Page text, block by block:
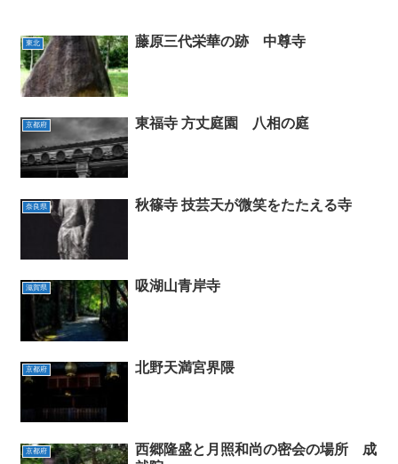
東北 藤原三代栄華の跡 中尊寺
京都府 東福寺 方丈庭園 八相の庭
奈良県 秋篠寺 技芸天が微笑をたたえる寺
滋賀県 吸湖山青岸寺
京都府 北野天満宮界隈
京都府
西郷隆盛と月照和尚の密会の場所 成